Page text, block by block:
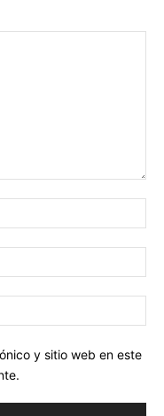
y sitio web en este